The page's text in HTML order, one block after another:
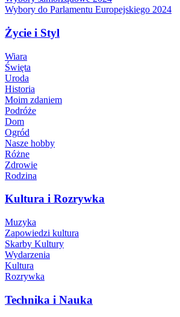
Wybory do Parlamentu Europejskiego 2024
Życie i Styl
Wiara
Święta
Uroda
Historia
Moim zdaniem
Podróże
Dom
Ogród
Nasze hobby
Różne
Zdrowie
Rodzina
Kultura i Rozrywka
Muzyka
Zapowiedzi kultura
Skarby Kultury
Wydarzenia
Kultura
Rozrywka
Technika i Nauka